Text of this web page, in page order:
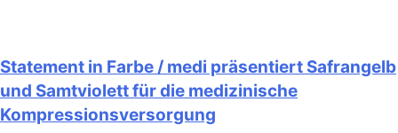
Statement in Farbe / medi präsentiert Safrangelb
und Samtviolett für die medizinische
Kompressionsversorgung